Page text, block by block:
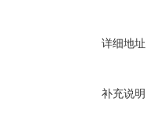
详细地址
补充说明